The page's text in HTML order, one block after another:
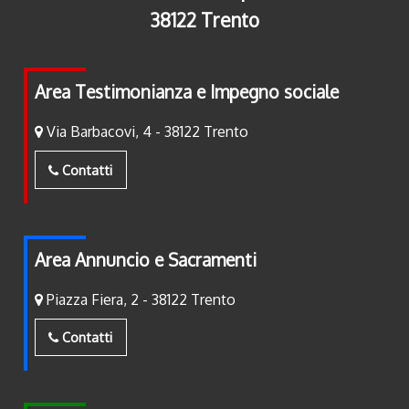
38122 Trento
Area Testimonianza e Impegno sociale
Via Barbacovi, 4 - 38122 Trento
Contatti
Area Annuncio e Sacramenti
Piazza Fiera, 2 - 38122 Trento
Contatti